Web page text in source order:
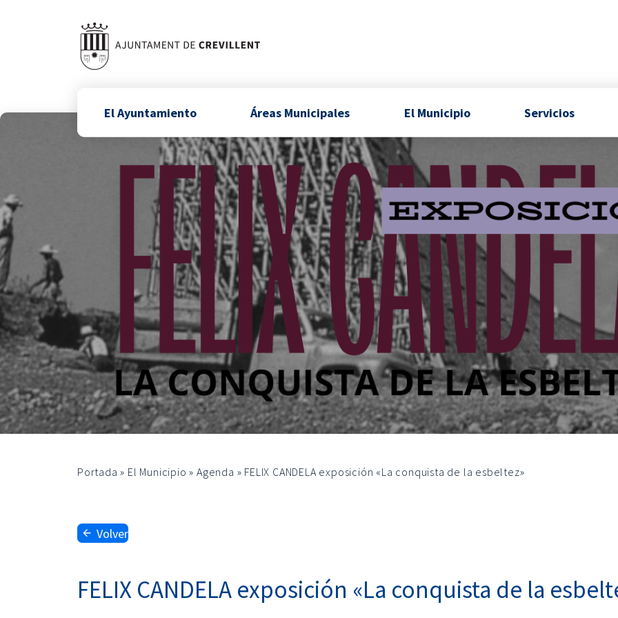
El Ayuntamiento Áreas Municipales El Municipio Servicios
Portada » El Municipio »Agenda » FELIX CANDELA exposición «La conquista de la esbeltez»
Volver
FELIX CANDELA exposición «La conquista de la